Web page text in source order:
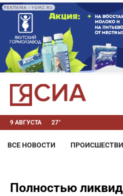
РЕКЛАМА • YGMZ.RU
9 АВГУСТА 27°
ВСЕ НОВОСТИ
Полностью